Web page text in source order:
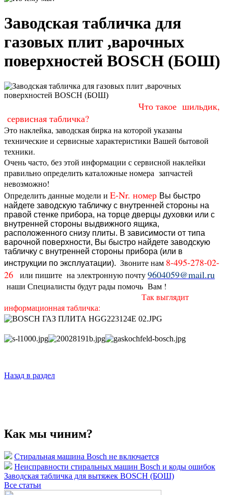
Заводская табличка для
газовых плит ,варочных
поверхностей BOSCH (БОШ)
Что такое шильдик,
сервисная табличка?
Это наклейка, заводская бирка на которой указаны
технические и сервисные характеристики Вашей бытовой
техники.
Очень часто, без этой информации с сервисной наклейки
правильно определить каталожные номера запчастей
невозможно!
Определить данные модели и E-Nr. номер Вы быстро
найдете заводскую табличку с внутренней стороны на
правой стенке прибора, на торце дверцы духовки или с
внутренней стороны выдвижного ящика,
расположенного снизу плиты. В зависимости от типа
варочной поверхности, Вы быстро найдете заводскую
табличку с внутренней стороны прибора (или в
инструкции по эксплуатации). Звоните нам 8-495-278-02-
26 или пишите на электронную почту9604059@mail.ru
наши Специалисты будут рады помочь Вам !
Так выглядит
информационная табличка:
Назад в раздел
Как мы чиним?
Стиральная машина Bosch не включается
Неисправности стиральных машин Bosch и коды ошибок
Заводская табличка для вытяжек BOSCH (БОШ)
Все статьи